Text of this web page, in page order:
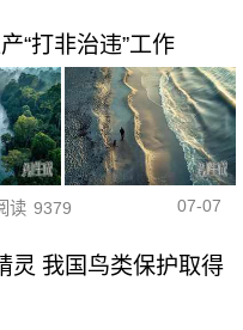
“打非治违”工作
读 9379 07-07
灵 我国鸟类保护取得